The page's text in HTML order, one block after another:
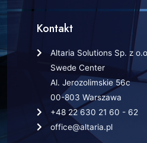
Kontakt
Altaria Solutions Sp. z
Swede Center
Al. Jerozolimskie 56c
00-803 Warszawa
+48 22 630 21 60 - 62
office@altaria.pl